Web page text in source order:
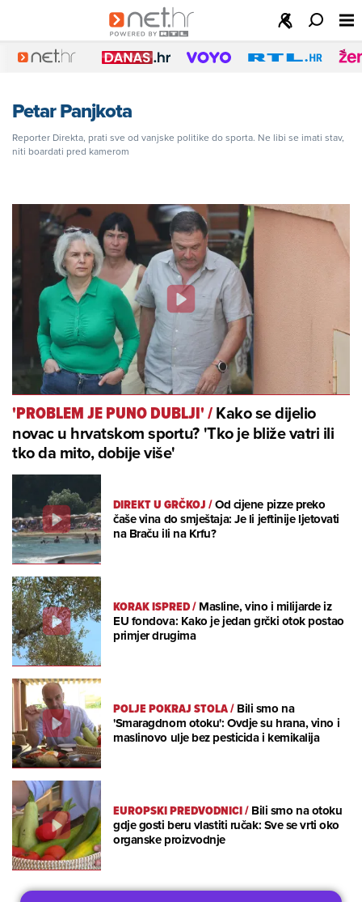
Petar Panjkota
Reporter Direkta, prati sve od vanjske politike do sporta. Ne libi se imati stav,
niti boardati pred kamerom
'PROBLEM JE PUNO DUBLJI'/Kako se dijelio
novac u hrvatskom sportu? 'Tko je bliže vatri ili
tko da mito, dobije više'
DIREKT U GRČKOJ/Od cijene pizze preko
čaše vina do smještaja: Je li jeftinije ljetovati
na Braču ili na Krfu?
KORAK ISPRED/Masline, vino i milijarde iz
EU fondova: Kako je jedan grčki otok postao
primjer drugima
POLJE POKRAJ STOLA/Bili smo na
'Smaragdnom otoku': Ovdje su hrana, vino i
maslinovo ulje bez pesticida i kemikalija
EUROPSKI PREDVODNICI/Bili smo na otoku
gdje gosti beru vlastiti ručak: Sve se vrti oko
organske proizvodnje